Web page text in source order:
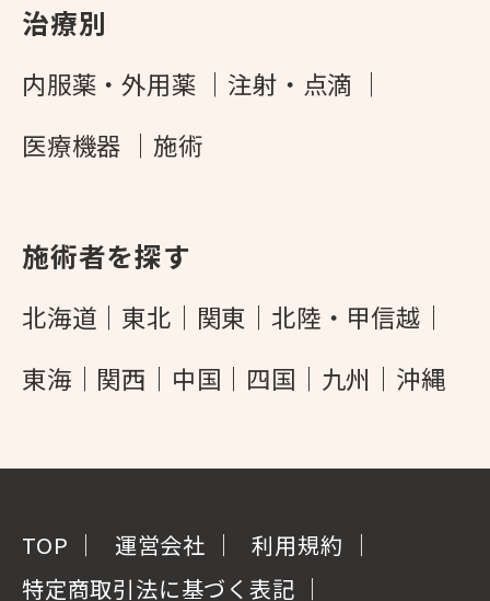
治療別
内服薬・外用薬
注射・点滴
医療機器
施術
施術者を探す
北海道 東北 関東
北陸・甲信越
東海
関西 中国 四国 九州 沖縄
TOP 運営会社
利用規約
特定商取引法に基づく表記